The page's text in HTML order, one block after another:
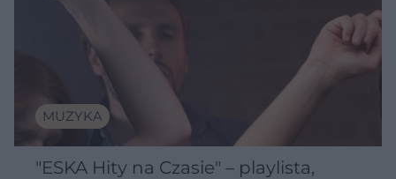
MUZYKA
"ESKA Hity na Czasie" – playlista,